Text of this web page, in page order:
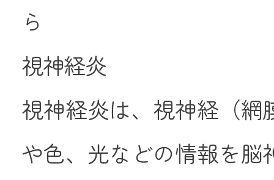
ら
視神経炎
視神経炎は、視神経（網
や色、光などの情報を脳